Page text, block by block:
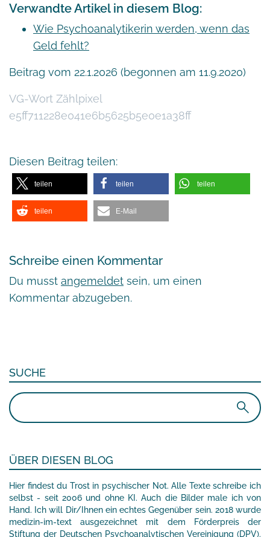
Verwandte Artikel in diesem Blog:
Wie Psychoanalytikerin werden, wenn das
Geld fehlt?
Beitrag vom 22.1.2026 (begonnen am 11.9.2020)
VG-Wort Zählpixel
e5ff711228e041e6b5625b5e0e1a38ff
Diesen Beitrag teilen:
teilen teilen teilen
teilen E-Mail
Schreibe einen Kommentar
Du musst angemeldet sein, um einen
Kommentar abzugeben.
SUCHE
Suchen
nach:
ÜBER DIESEN BLOG
Hier findest du Trost in psychischer Not. Alle Texte schreibe ich
selbst - seit 2006 und ohne KI. Auch die Bilder male ich von
Hand. Ich will Dir/Ihnen ein echtes Gegenüber sein. 2018 wurde
medizin-im-text ausgezeichnet mit dem Förderpreis der
Stiftung der Deutschen Psychoanalytischen Vereinigung (DPV).